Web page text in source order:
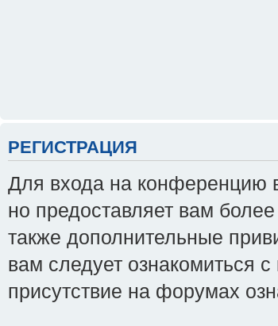
РЕГИСТРАЦИЯ
Для входа на конференцию
но предоставляет вам
также дополнительные
вам следует ознакомиться
присутствие на форумах